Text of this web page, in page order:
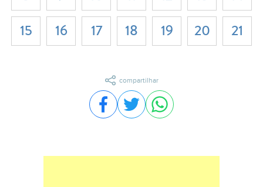
15
16 17 18 19 20 21
compartilhar
Compartilhar no Facebook
Compartilhar no Twitter
Compartilhar no